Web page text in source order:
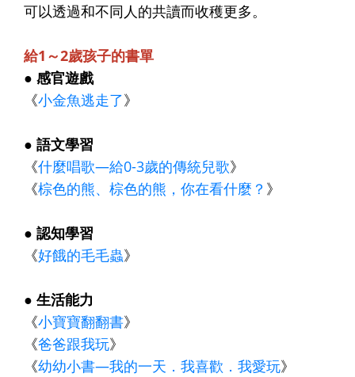
可以透過和不同人的共讀而收穫更多。
給1～2歲孩子的書單
● 感官遊戲
《小金魚逃走了》
● 語文學習
《什麼唱歌—給0-3歲的傳統兒歌》
《棕色的熊、棕色的熊，你在看什麼？ 》
● 認知學習
《好餓的毛毛蟲》
● 生活能力
《小寶寶翻翻書》
《爸爸跟我玩》
《幼幼小書—我的一天．我喜歡．我愛玩》